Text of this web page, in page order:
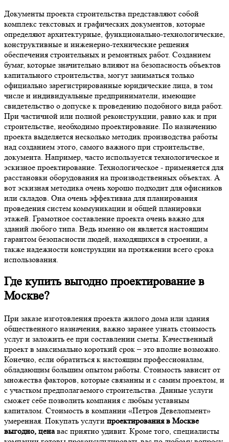
Документы проекта строительства представляют собой
комплекс текстовых и графических документов, которые
определяют архитектурные, функционально-технологические,
конструктивные и инженерно-технические решения
обеспечения строительных и ремонтных работ. Созданием
бумаг, которые значительно влияют на безопасность объектов
капитального строительства, могут заниматься только
официально зарегистрированные юридические лица, в том
числе и индивидуальные предприниматели, имеющие
свидетельство о допуске к проведению подобного вида работ.
При частичной или полной реконструкции, равно как и при
строительстве, необходимо проектирование. По назначению
проекта выделяется несколько методик производства работы
над созданием этого, самого важного при строительстве,
документа. Например, часто используется технологическое и
эскизное проектирование. Технологическое - применяется для
расстановки оборудования на производственных объектах. А
вот эскизная методика очень хорошо подходит для офисников
или складов. Она очень эффективна для планирования
проведения систем коммуникации и общей планировки
этажей. Грамотное составление проекта очень важно для
зданий любого типа. Ведь именно он является настоящим
гарантом безопасности людей, находящихся в строении, а
также надежности конструкции на протяжении всего срока
использования.
Где купитьвыгодно проектирование в
Москве?
При заказе изготовления проекта жилого дома или здания
общественного назначения, важно заранее узнать стоимость
услуг и заложить ее при составлении сметы. Качественный
проект в максимально короткий срок – это вполне возможно.
Конечно, если обратиться к настоящим профессионалам,
обладающим большим опытом работы. Стоимость зависит от
множества факторов, которые связанны и с самим проектом, и
с участком предполагаемого строительства. Данные услуги
сможет себе позволить компания с любым уставным
капиталом. Стоимость в компании «Петров Девелопмент»
умеренная. Покупать услуги проектирования в Москве
выгодно, ценавас приятно удивит. Кроме того, специалисты